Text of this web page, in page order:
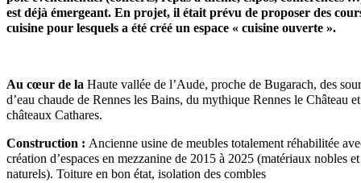
est déjà émergeant. En projet, il était prévu de proposer des
cuisine pour lesquels a été créé un espace « cuisine ouverte ».
Au cœur de la Haute vallée de l’Aude, proche de Bugarach, des
d’eau chaude de Rennes les Bains, du mythique Rennes le Château
châteaux Cathares.
Construction : Ancienne usine de meubles totalement réhabilitée
création d’espaces en mezzanine de 2015 à 2025 (matériaux nobles et
naturels). Toiture en bon état, isolation des combles